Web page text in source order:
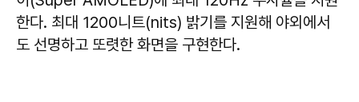
한다. 최대 1200니트(nits) 밝기를 지원해 야외에서
도 선명하고 또렷한 화면을 구현한다.